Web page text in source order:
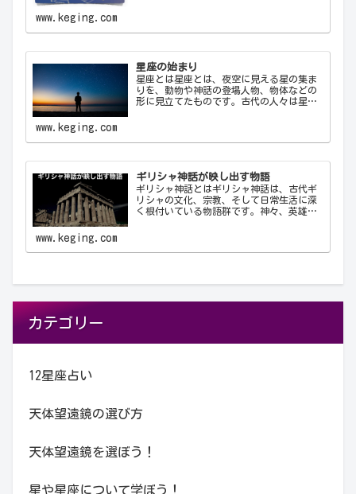
ン…
www.keging.com
星座の始まり
星座とは星座とは、夜空に見える星の集ま
りを、動物や神話の登場人物、物体などの
形に見立てたものです。古代の人々は星を
おいて重要な役…
www.keging.com
ギリシャ神話が映し出す物語
ギリシャ神話とはギリシャ神話は、古代ギ
リシャの文化、宗教、そして日常生活に深
く根付いている物語群です。神々、英雄、
哲学に多大な…
www.keging.com
カテゴリー
12星座占い
天体望遠鏡の選び方
天体望遠鏡を選ぼう！
星や星座について学ぼう！